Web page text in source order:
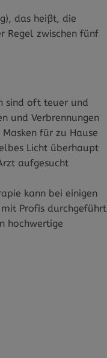
das heißt, die
Regel zwischen fünf
sind oft teuer und
und Verbrennungen
für zu Hause
Licht überhaupt
aufgesucht
kann bei einigen
Profis durchgeführt
hochwertige